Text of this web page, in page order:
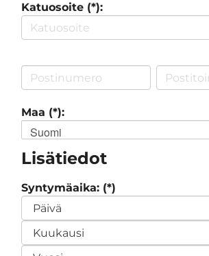
Katuosoite (*):
Maa (*):
Suomi
Lisätiedot
Syntymäaika: (*)